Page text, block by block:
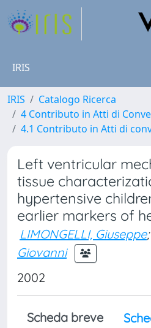
IRIS
IRIS
Catalogo Ricerca
4 Contributo in Atti di
4.1 Contributo in Atti di
Left ventricular
tissue
hypertensive
earlier markers of
LIMONGELLI, Giuseppe;
Giovanni
2002
Scheda breve